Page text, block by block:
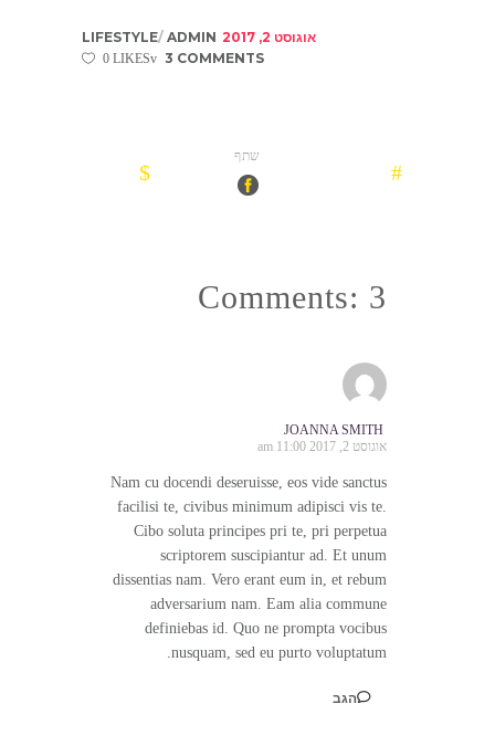
אוגוסט 2, 2017 ADMIN
LIFESTYLE
3 COMMENTS
0 LIKES
שתף
Comments: 3
JOANNA SMITH
אוגוסט 2, 2017 11:00 am
Nam cu docendi deseruisse, eos vide sanctus
facilisi te, civibus minimum adipisci vis te.
Cibo soluta principes pri te, pri perpetua
scriptorem suscipiantur ad. Et unum
dissentias nam. Vero erant eum in, et rebum
adversarium nam. Eam alia commune
definiebas id. Quo ne prompta vocibus
nusquam, sed eu purto voluptatum.
הגב